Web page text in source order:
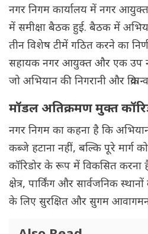
नगर निगम कार्यालय में नगर
में समीक्षा बैठक हुई. बैठक में
तीन विशेष टीमें गठित करने का
सहायक नगर आयुक्त और एक उप
जो अभियान की निगरानी और
मॉडल अतिक्रमण मुक्त
नगर निगम का कहना है कि
कब्जे हटाना नहीं, बल्कि पूरे मार्ग
कॉरिडोर के रूप में विकसित
क्षेत्र, पार्किंग और सार्वजनिक
के लिए सुरक्षित और सुगम आवागमन